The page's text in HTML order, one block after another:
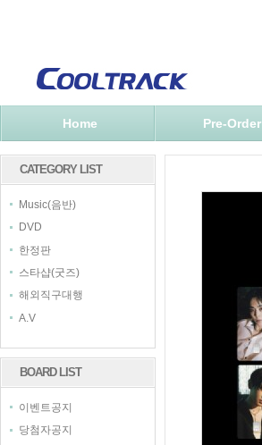
Home Pre-Order
CATEGORY LIST
Music(음반)
DVD
한정판
스타샵(굿즈)
해외직구대행
A.V
BOARD LIST
이벤트공지
당첨자공지